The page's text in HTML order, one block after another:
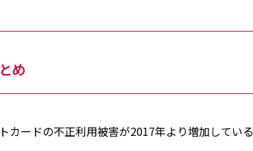
め
カードの不正利用被害が2017年より増加している